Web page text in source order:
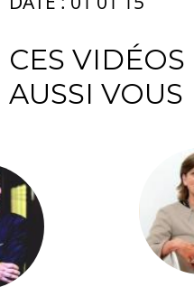
CES
AUSSI VOUS